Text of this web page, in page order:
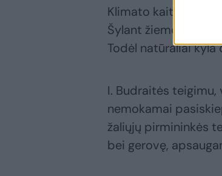
Klimato kaita veikia
Šylant žiemoms,
Todėl natūraliai
I. Budraitės
nemokamai
žaliųjų pirmininkės
bei gerovę,